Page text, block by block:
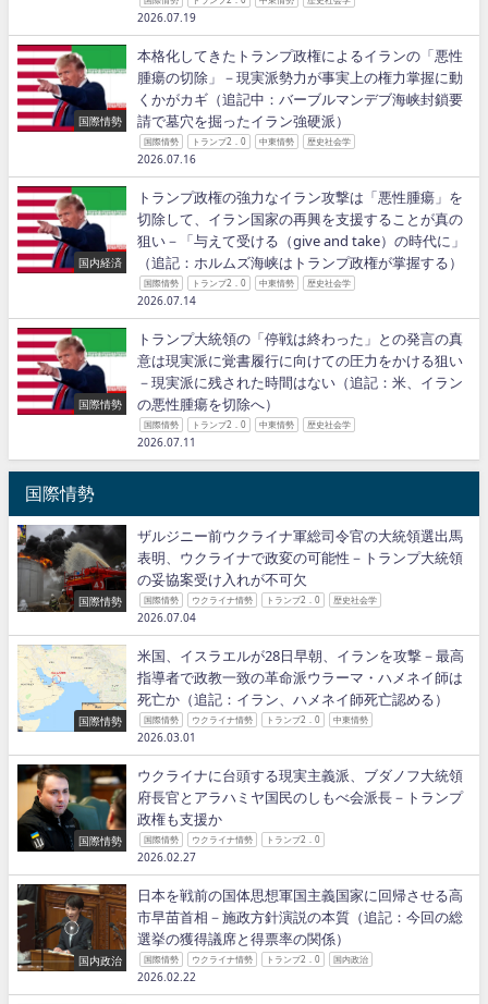
2026.07.19
国際情勢
本格化してきたトランプ政権によるイランの「悪性
腫瘍の切除」－現実派勢力が事実上の権力掌握に動
くかがカギ（追記中：バーブルマンデブ海峡封鎖要
請で墓穴を掘ったイラン強硬派）
国際情勢 トランプ2．0 中東情勢 歴史社会学
2026.07.16
国内経済
トランプ政権の強力なイラン攻撃は「悪性腫瘍」を
切除して、イラン国家の再興を支援することが真の
狙い－「与えて受ける（give and take）の時代に」
（追記：ホルムズ海峡はトランプ政権が掌握する）
国際情勢 トランプ2．0 中東情勢 歴史社会学
2026.07.14
国際情勢
トランプ大統領の「停戦は終わった」との発言の真
意は現実派に覚書履行に向けての圧力をかける狙い
－現実派に残された時間はない（追記：米、イラン
の悪性腫瘍を切除へ）
国際情勢 トランプ2．0 中東情勢 歴史社会学
2026.07.11
国際情勢
国際情勢
ザルジニー前ウクライナ軍総司令官の大統領選出馬
表明、ウクライナで政変の可能性－トランプ大統領
の妥協案受け入れが不可欠
国際情勢 ウクライナ情勢 トランプ2．0 歴史社会学
2026.07.04
国際情勢
米国、イスラエルが28日早朝、イランを攻撃－最高
指導者で政教一致の革命派ウラーマ・ハメネイ師は
死亡か（追記：イラン、ハメネイ師死亡認める）
国際情勢 ウクライナ情勢 トランプ2．0 中東情勢
2026.03.01
国際情勢
ウクライナに台頭する現実主義派、ブダノフ大統領
府長官とアラハミヤ国民のしもべ会派長－トランプ
政権も支援か
国際情勢 ウクライナ情勢 トランプ2．0
2026.02.27
国内政治
日本を戦前の国体思想軍国主義国家に回帰させる高
市早苗首相－施政方針演説の本質（追記：今回の総
選挙の獲得議席と得票率の関係）
国際情勢 ウクライナ情勢 トランプ2．0 国内政治
2026.02.22